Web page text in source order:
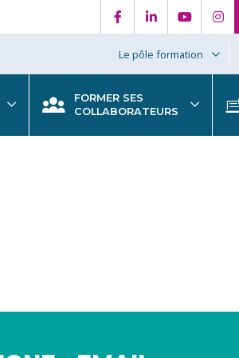
Le pôle formation
FORMER SES
COLLABORATEURS